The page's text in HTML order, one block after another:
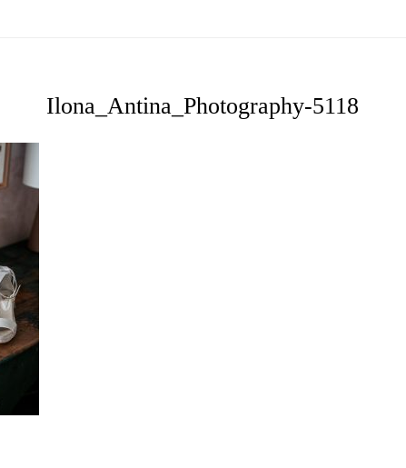
Ilona_Antina_Photography-5118